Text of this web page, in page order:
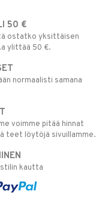
50 €
ostatko yksittäisen
ylittää 50 €.
normaalisti samana
voimme pitää hinnat
teet löytöjä sivuillamme.
kautta